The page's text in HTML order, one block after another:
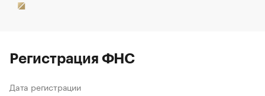
Регистрация ФНС
Дата регистрации